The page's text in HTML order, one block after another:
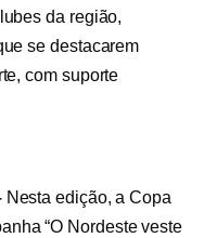
da região,
se destacarem
com suporte
Nesta edição, a Copa
“O Nordeste veste